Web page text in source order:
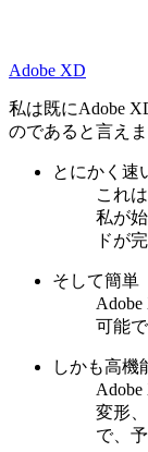
Adobe XD
私は既にAdobe
のであると言えま
とにかく速
これ
私が
ドが
そして簡単
可能
しかも高機
変形
で、